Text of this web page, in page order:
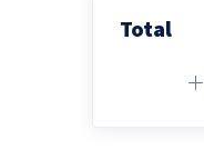
Total